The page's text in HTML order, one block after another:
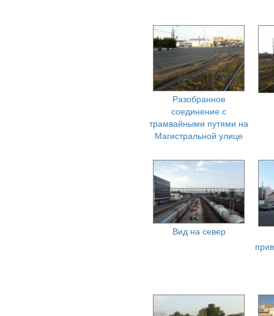
Разобранное
соединение с
трамвайными путями на
Магистральной улице
Вид на север